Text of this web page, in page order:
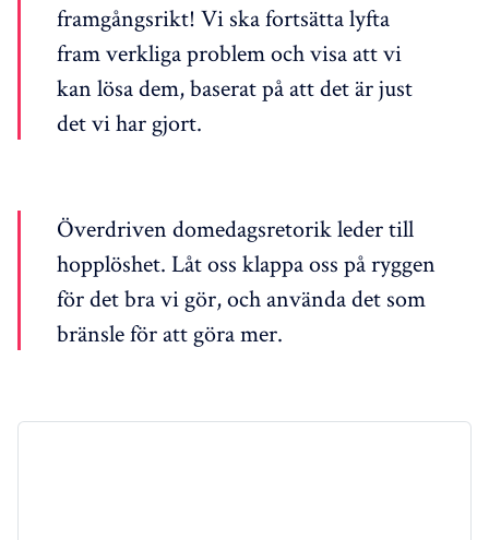
framgångsrikt! Vi ska fortsätta lyfta
fram verkliga problem och visa att vi
kan lösa dem, baserat på att det är just
det vi har gjort.
Överdriven domedagsretorik leder till
hopplöshet. Låt oss klappa oss på ryggen
för det bra vi gör, och använda det som
bränsle för att göra mer.